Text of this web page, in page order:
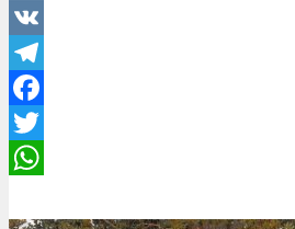
VK
Telegram
Facebook
Twitter